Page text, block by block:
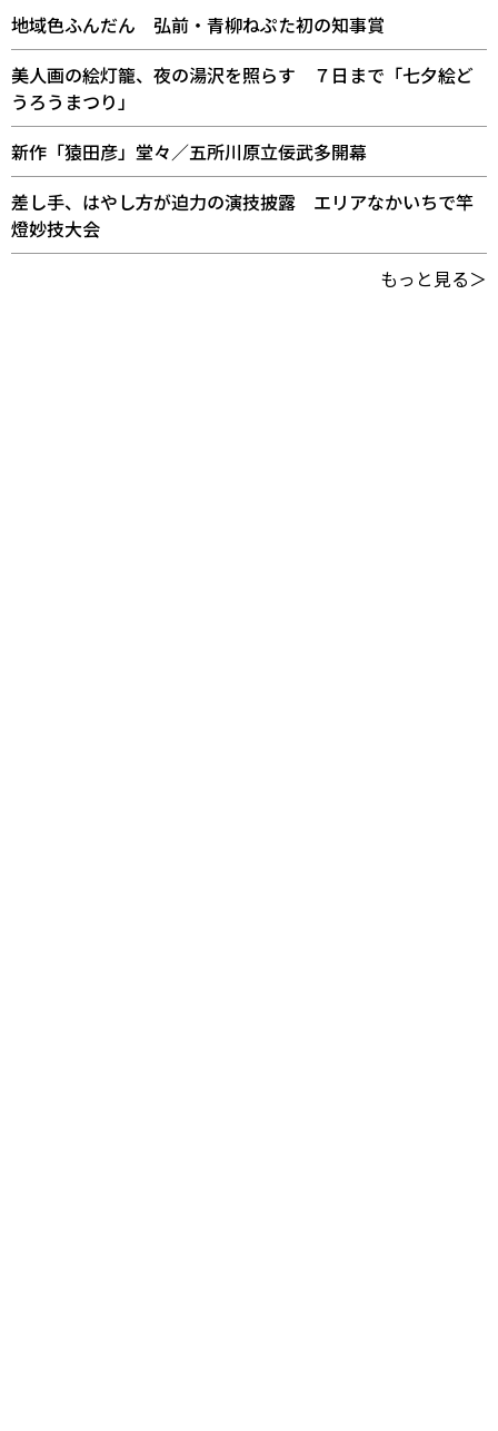
地域色ふんだん 弘前・青柳ねぷた初の知事賞
美人画の絵灯籠、夜の湯沢を照らす ７日まで「七夕絵ど
うろうまつり」
新作「猿田彦」堂々／五所川原立佞武多開幕
差し手、はやし方が迫力の演技披露 エリアなかいちで竿
燈妙技大会
もっと見る＞